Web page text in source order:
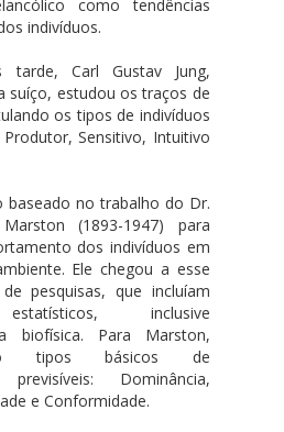
como tendências
indivíduos.
tarde, Carl Gustav Jung,
suíço, estudou os traços de
os tipos de indivíduos
Sensitivo, Intuitivo
baseado no trabalho do Dr.
(1893-1947) para
dos indivíduos em
Ele chegou a esse
pesquisas, que incluíam
inclusive
biofísica. Para Marston,
tipos básicos de
previsíveis: Dominância,
e Conformidade.